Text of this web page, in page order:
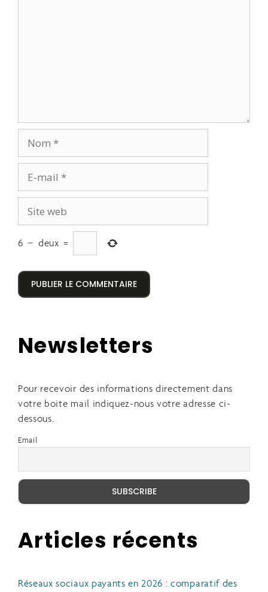
6 − deux =
Newsletters
Pour recevoir des informations directement dans
votre boite mail indiquez-nous votre adresse ci-
dessous.
Email
Articles récents
Réseaux sociaux payants en 2026 : comparatif des